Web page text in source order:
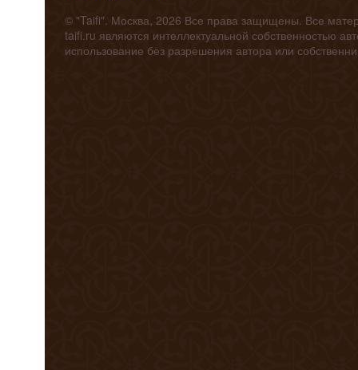
© "Taifi". Москва, 2026 Все права защищены. Все
taifi.ru являются интеллектуальной собственностью
использование без разрешения автора или